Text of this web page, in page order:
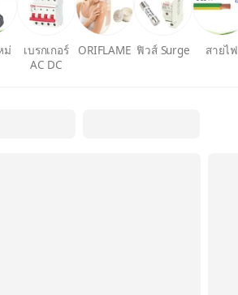
ม่
เบรกเกอร์
AC DC
ORIFLAME ฟิวส์ Surge สายไฟ